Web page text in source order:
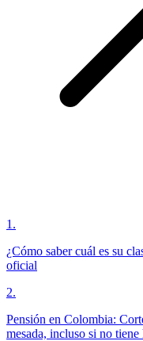
1 .
¿Cómo saber cuál es su
oficial
2.
Pensión en Colombia:
mesada, incluso si no tiene